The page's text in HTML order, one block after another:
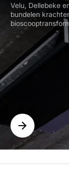
Velu, Dellebeke
bundelen